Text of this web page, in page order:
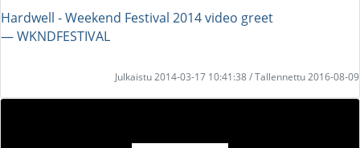
Hardwell - Weekend Festival 2014 video greet
― WKNDFESTIVAL
Julkaistu 2014-03-17 10:41:38 / Tallennettu 2016-08-09